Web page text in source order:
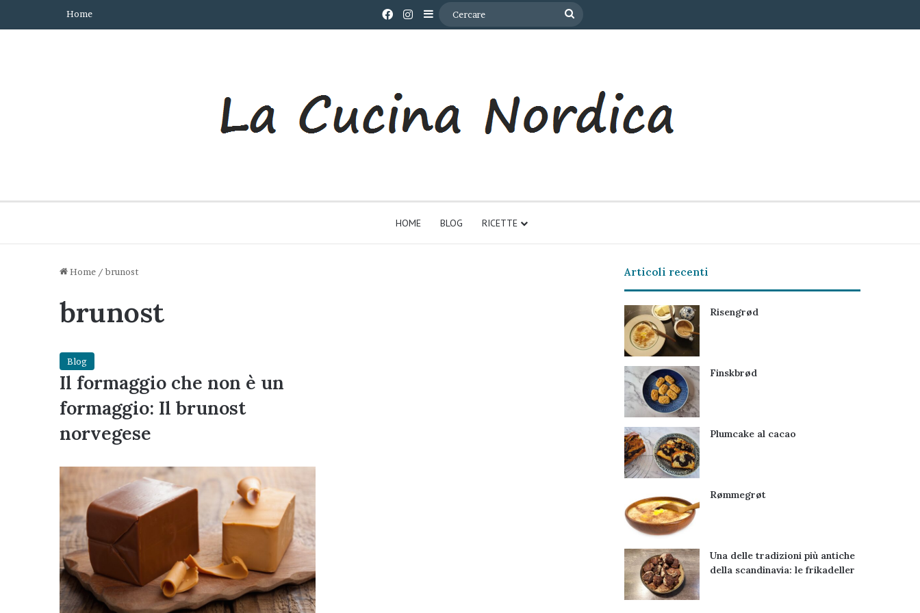
Home Facebook
Instagram
Barra laterale Cercare
HOME BLOG RICETTE
Home / brunost
brunost
Blog
Il formaggio che non è un
formaggio: Il brunost
norvegese
Articoli recenti
Risengrød
Finskbrød
Plumcake al cacao
Rømmegrøt
Una delle tradizioni più antiche
della scandinavia: le frikadeller